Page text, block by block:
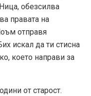
обезсилва
правата на
отправя
искал да ти стисна
което направи за
от старост.